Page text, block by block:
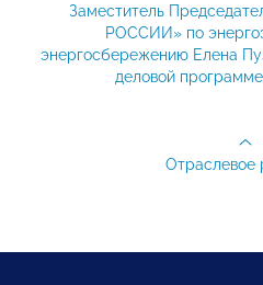
Заместитель
РОССИИ» по
энергосбережению Елена
деловой
Отраслевое